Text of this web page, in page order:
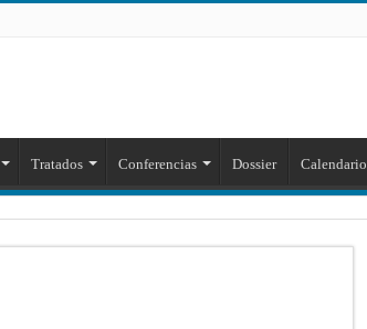
Tratados Conferencias Dossier Calendario